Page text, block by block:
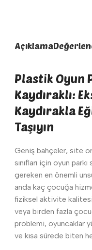
Açıklama
Plastik Oyun
Kaydıraklı:
Kaydırakla
Taşıyın
Geniş bahçeler, site
sınıfları için oyun
gereken en önemli
anda kaç çocuğa
fiziksel aktivite
veya birden fazla
problemi, oyuncaklar
ve kısa sürede biten